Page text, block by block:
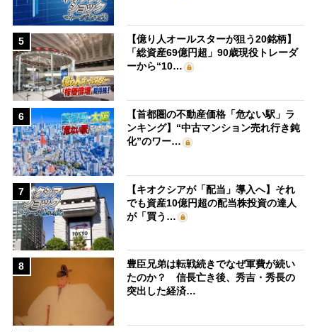
5
【億り人オールスターが狙う20銘柄】
「総資産69億円超」90歳現役トレーダ
ーから“10…
6
【首都圏の不動産価格「危ない駅」ラ
ンキング】“中古マンション売れ行き鈍
化”のワー…
7
【キオクシアが「配当」導入へ】それ
でも資産10億円超の配当株投資の達人
が「買う…
8
豊臣兄弟は転戦続きでなぜ軍費が続い
たのか？ 信長亡き後、秀吉・秀長の
突出した経済…